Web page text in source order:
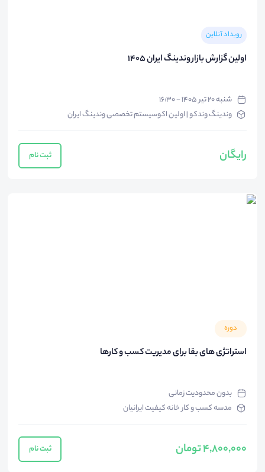
رویداد آنلاین
اولین گزارش بازار وندینگ ایران ۱۴۰۵
شنبه ۲۰ تیر ۱۴۰۵ - ۱۶:۳۰
وندینگ وندکو ‌| اولین اکوسیستم تخصصی وندینگ ایران
رایگان ثبت نام
دوره
استراتژی های بقا برای مدیریت کسب و کارها
بدون محدودیت زمانی
مدسه کسب و کار خانه کیفیت ایرانیان
4,800,000 تومان ثبت نام